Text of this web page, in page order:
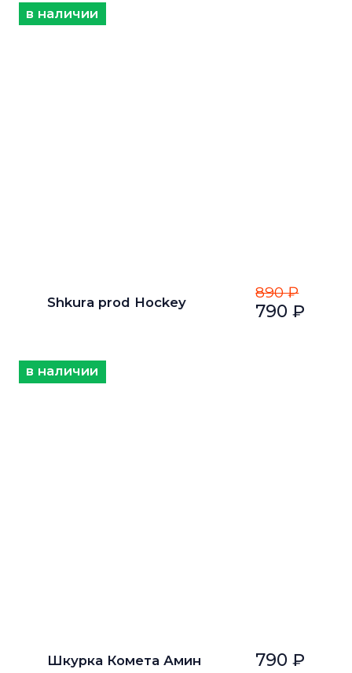
Shkurа рrоd Hockey
890 ₽
790 ₽
в наличии
Шкурка Комета Амин 790 ₽
в наличии